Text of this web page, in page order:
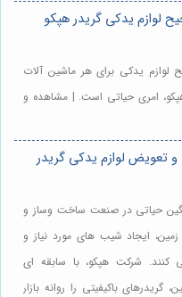
لوازم یدکی گریدر هپکو
لوازم یدکی برای هر ماشین آلات
امری حیاتی است. | مشاهده و
تعویض لوازم یدکی گریدر
حیاتی در صنعت ساخت وساز و
ایجاد شیب های مورد نیاز و
کنند. شرکت هپکو، با سابقه ای
باکیفیتی را روانه بازار